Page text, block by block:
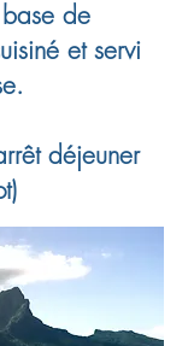
de
et servi
déjeuner